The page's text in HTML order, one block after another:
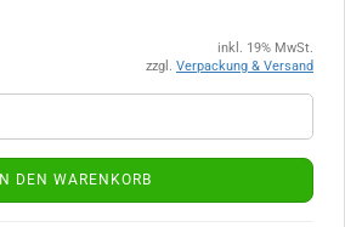
inkl. 19% MwSt.
zzgl. Verpackung & Versand
IN DEN WARENKORB